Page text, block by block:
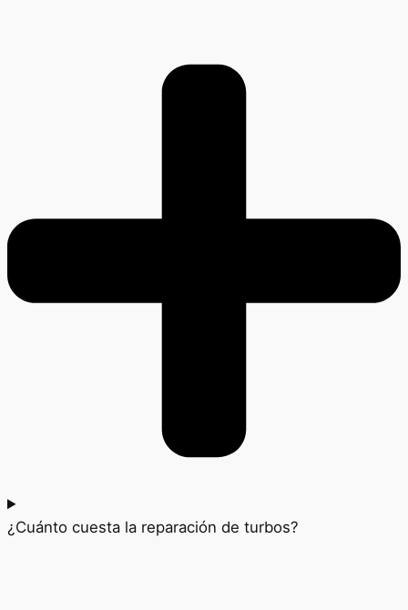
¿Cuánto cuesta la reparación de turbos?